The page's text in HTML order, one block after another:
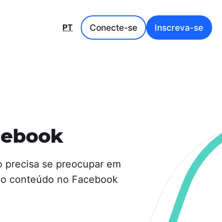
PT Conecte-se Inscreva-se
precisa se preocupar em
conteúdo no Facebook